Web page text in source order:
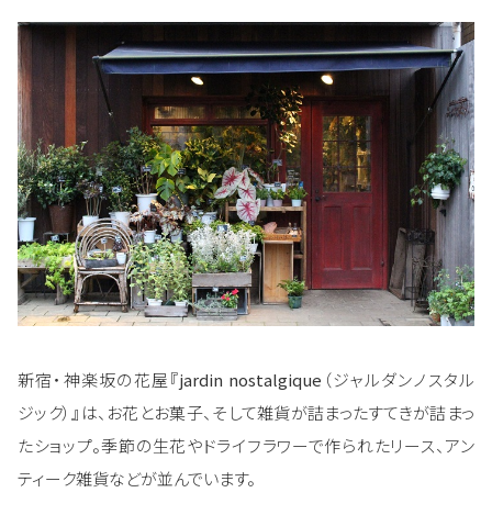
新宿・神楽坂の花屋『jardin nostalgique （ジャルダンノスタル
ジック）』は、お花とお菓子、そして雑貨が詰まったすてきが詰まっ
たショップ。季節の生花やドライフラワーで作られたリース、アン
ティーク雑貨などが並んでいます。